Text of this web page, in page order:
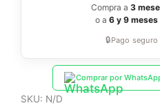
Compra a 3
o a 6 y 9
🔒Pago
Comprar por
SKU: N/D